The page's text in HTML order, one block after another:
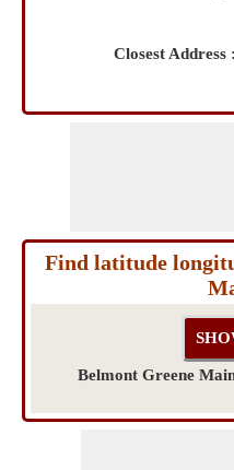
Closest Address
Find latitude
Belmont Greene